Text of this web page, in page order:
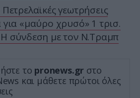
γεωτρήσεις
για «μαύρο χρυσό» 1 τρισ.
σύνδεση με τον Ν.Τραμπ
το pronews.gr στο
και μάθετε πρώτοι όλες